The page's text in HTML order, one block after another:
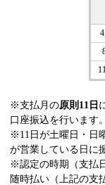
※支払月の原則11日
口座振込を行います。
※11日が土曜日・日
が営業している日に
​※認定の時期（支払
随時払い（上記の支